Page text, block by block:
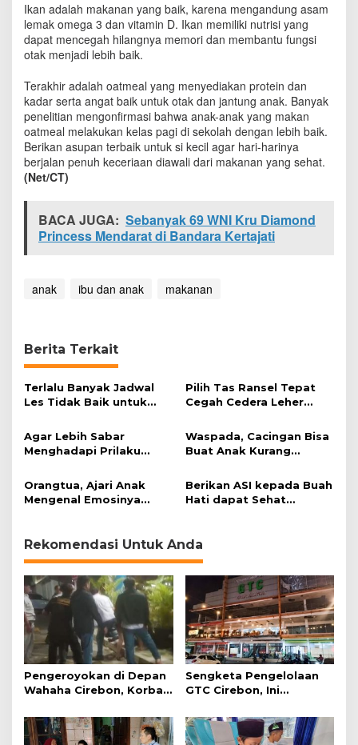
n
O
t
a
A
n
a
k
Ikan adalah makanan yang baik, karena mengandung asam
lemak omega 3 dan vitamin D. Ikan memiliki nutrisi yang
dapat mencegah hilangnya memori dan membantu fungsi
otak menjadi lebih baik.
Terakhir adalah oatmeal yang menyediakan protein dan
kadar serta angat baik untuk otak dan jantung anak. Banyak
penelitian mengonfirmasi bahwa anak-anak yang makan
oatmeal melakukan kelas pagi di sekolah dengan lebih baik.
Berikan asupan terbaik untuk si kecil agar hari-harinya
berjalan penuh keceriaan diawali dari makanan yang sehat.
(Net/CT)
BACA JUGA: Sebanyak 69 WNI Kru Diamond
Princess Mendarat di Bandara Kertajati
anak ibu dan anak makanan
Berita Terkait
Terlalu Banyak Jadwal
Les Tidak Baik untuk
Pilih Tas Ransel Tepat
Cegah Cedera Leher
Agar Lebih Sabar
Menghadapi Prilaku
Waspada, Cacingan Bisa
Buat Anak Kurang
Orangtua, Ajari Anak
Mengenal Emosinya
Berikan ASI kepada Buah
Hati dapat Sehat
Rekomendasi Untuk Anda
Pengeroyokan di Depan
Wahaha Cirebon, Korban
Polisi
Sengketa Pengelolaan
GTC Cirebon, Ini
Simanjuntak